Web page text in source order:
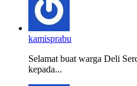
kamisprabu
Selamat buat warga Deli
kepada...